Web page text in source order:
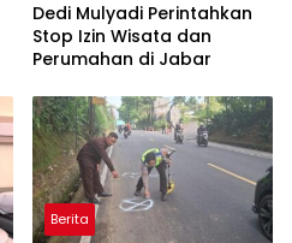
Dedi Mulyadi Perintahkan
Stop Izin Wisata dan
Perumahan di Jabar
Berita